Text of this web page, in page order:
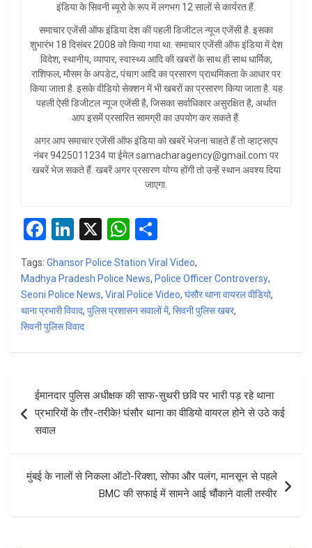
इंडिया के सिवनी ब्यूरो के रूप में लगभग 12 सालों से कार्यरत हैं.
समाचार एजेंसी ऑफ इंडिया देश की पहली डिजीटल न्यूज एजेंसी है. इसका
शुभारंभ 18 दिसंबर 2008 को किया गया था. समाचार एजेंसी ऑफ इंडिया में देश
विदेश, स्थानीय, व्यापार, स्वास्थ्य आदि की खबरों के साथ ही साथ धार्मिक,
राशिफल, मौसम के अपडेट, पंचाग आदि का प्रसारण प्राथमिकता के आधार पर
किया जाता है. इसके वीडियो सेक्शन में भी खबरों का प्रसारण किया जाता है. यह
पहली ऐसी डिजीटल न्यूज एजेंसी है, जिसका सर्वाधिकार असुरक्षित है, अर्थात
आप इसमें प्रसारित सामग्री का उपयोग कर सकते हैं.
अगर आप समाचार एजेंसी ऑफ इंडिया को खबरें भेजना चाहते हैं तो व्हाट्सएप
नंबर 9425011234 या ईमेल samacharagency@gmail.com पर
खबरें भेज सकते हैं. खबरें अगर प्रसारण योग्य होंगी तो उन्हें स्थान अवश्य दिया
जाएगा.
F
a
ce
b
o
o
Li
ke
dI
n
X
W
h
at
s
A
h
ar
e
Tags: Ghansor Police Station Viral Video,
Madhya Pradesh Police News, Police Officer Controversy,
Seoni Police News, Viral Police Video, घंसौर थाना वायरल वीडियो,
थाना प्रभारी विवाद, पुलिस प्रशासन सवालों में, सिवनी पुलिस खबर,
सिवनी पुलिस विवाद
navigation
ईमानदार पुलिस अधीक्षक की साफ-सुथरी छवि पर भारी पड़ रहे थाना
प्रभारियों के तौर-तरीके! घंसौर थाना का वीडियो वायरल होने से उठे कई
सवाल
मुंबई के नालों से निकला ऑटो-रिक्शा, सोफा और पलंग, मानसून से पहले
BMC की सफाई में सामने आई चौंकाने वाली तस्वीर